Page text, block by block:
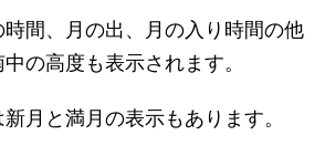
時間、月の出、月の入り時間の他
の高度も表示されます。
月と満月の表示もあります。